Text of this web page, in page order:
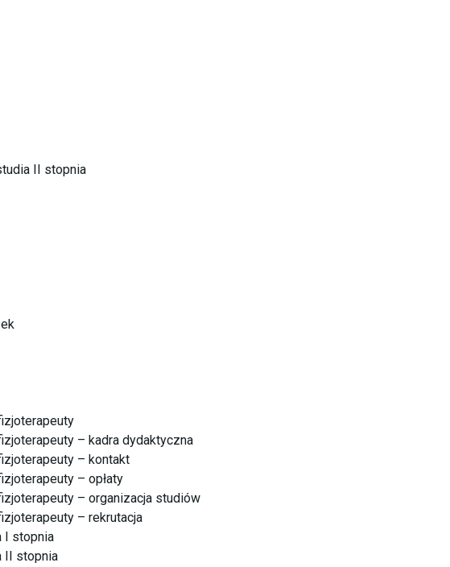
II stopnia
– kadra dydaktyczna
– kontakt
– opłaty
– organizacja studiów
– rekrutacja
I stopnia
II stopnia